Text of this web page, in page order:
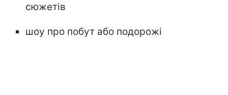
сюжетів
шоу про побут або подорожі